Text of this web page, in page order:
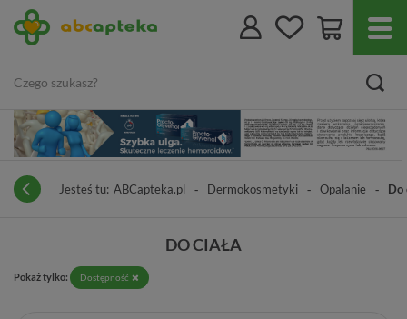
Jesteś tu: ABCapteka.pl Dermokosmetyki Opalanie Do
DO CIAŁA
Pokaż tylko: Dostępność